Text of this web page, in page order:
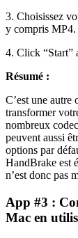
3. Choisissez
y compris MP4.
4. Click “Start”
Résumé :
C’est une
transformer
nombreux
peuvent aussi
options par
HandBrake est
n’est donc pas
App #3 :
Mac en